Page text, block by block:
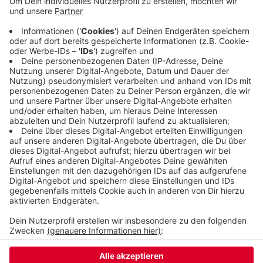
Lime. Vom Unternehmen heißt es aber auch, es
gebe kaum noch Beschwerden über falsch
abgestellte Roller. In Wuppertal müssen immer
zwei Meter auf dem Bürgersteig freibleiben. Wer
etwas melden möchte, kann dasonline machen.
Veröffentlicht:Montag, 29.01.2024 06:20
Anzeige
Anzeige